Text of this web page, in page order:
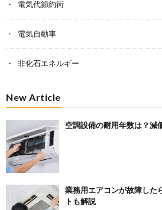
電気代節約術
電気自動車
非化石エネルギー
New Article
空調設備の耐用年数は？減
業務用エアコンが故障した
トも解説